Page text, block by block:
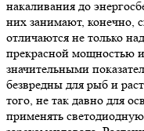
накаливания до
них занимают, конечно,
отличаются не только
прекрасной мощностью
значительными
безвредны для рыб и
того, не так давно для
применять